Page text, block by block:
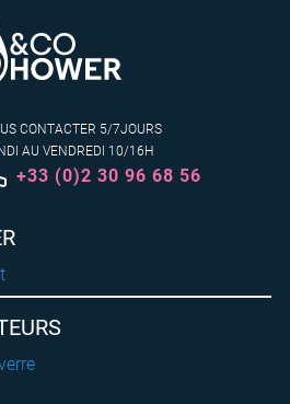
CONTACTER 5/7JOURS
AU VENDREDI 10/16H
+33 (0)2 30 96 68 56